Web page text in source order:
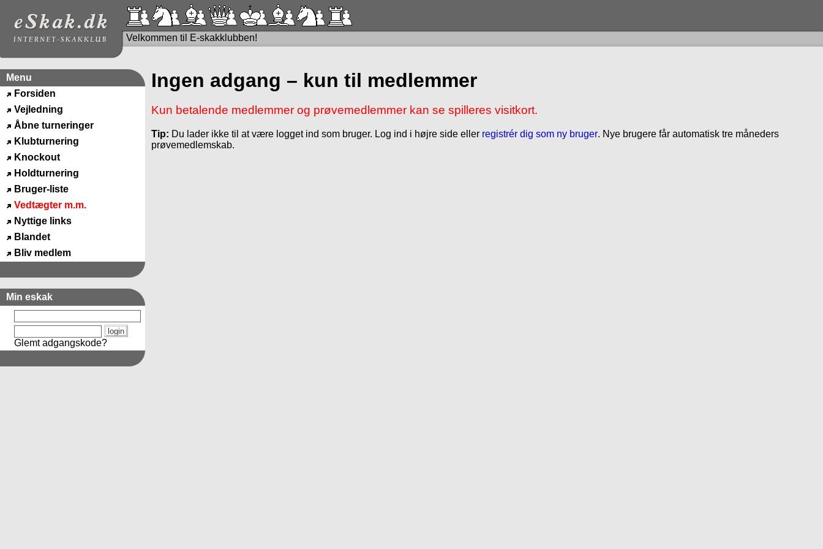
Velkommen til E-skakklubben!
Menu
Forsiden
Vejledning
Åbne turneringer
Klubturnering
Knockout
Holdturnering
Bruger-liste
Vedtægter m.m.
Nyttige links
Blandet
Bliv medlem
Min eskak
Glemt adgangskode?
Ingen adgang – kun til medlemmer
Kun betalende medlemmer og prøvemedlemmer kan se spilleres visitkort.
Tip: Du lader ikke til at være logget ind som bruger. Log ind i højre side eller registrér dig som ny bruger. Nye brugere får automatisk tre måneders
prøvemedlemskab.